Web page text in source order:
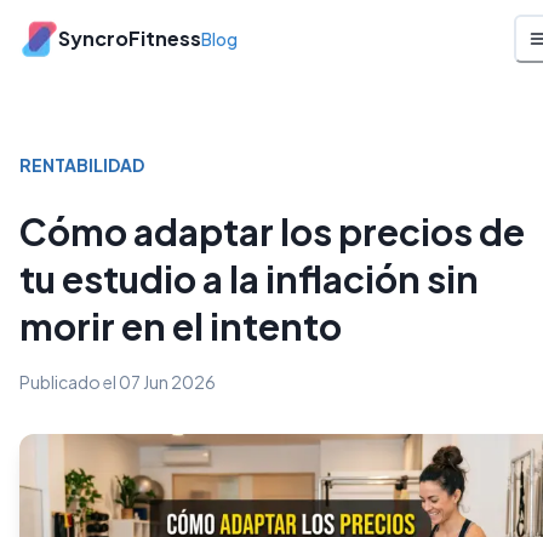
SyncroFitnessBlog
RENTABILIDAD
Cómo adaptar los precios de
tu estudio a la inflación sin
morir en el intento
Publicado el 07 Jun 2026